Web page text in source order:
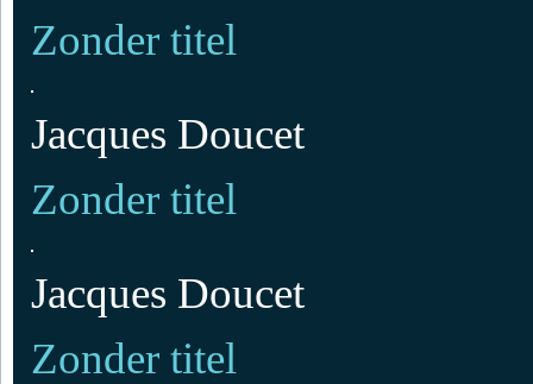
Zonder titel
Jacques Doucet
Zonder titel
Jacques Doucet
Zonder titel